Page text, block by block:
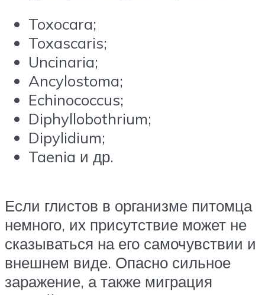
Toxocara;
Toxascaris;
Uncinaria;
Ancylostoma;
Echinococcus;
Diphyllobothrium;
Dipylidium;
Taenia и др.
Если глистов в организме питомца
немного, их присутствие может не
сказываться на его самочувствии и
внешнем виде. Опасно сильное
заражение, а также миграция